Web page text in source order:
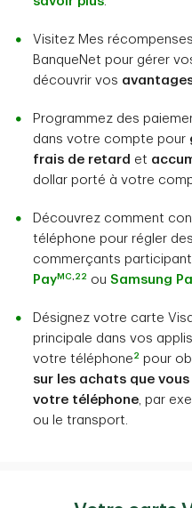
Visitez Mes
BanqueNet pour gérer
découvrir vos
Programmez des
dans votre compte pour
frais de retard et
dollar porté à votre
Découvrez comment
téléphone pour régler
commerçants
Pay MC, 22 ou Samsung
Désignez votre carte
principale dans vos
votre téléphone 2 pour
sur les achats que
votre téléphone, par
ou le transport.